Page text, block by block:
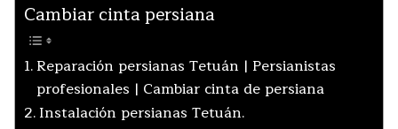
Cambiar cinta persiana
Reparación persianas Tetuán | Persianistas
profesionales | Cambiar cinta de persiana
Instalación persianas Tetuán.